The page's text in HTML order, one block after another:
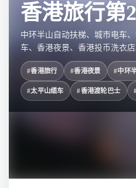
香港旅行第
中环半山自动扶梯、城市电车
车、香港夜景、香港投币洗衣
#香港旅行 #香港夜景 #中环
#太平山缆车 #香港渡轮巴士